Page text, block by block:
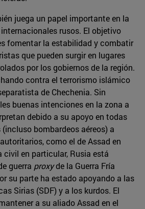
juega un papel importante en la
rusos. El objetivo
fomentar la estabilidad y combatir
que pueden surgir en lugares
por los gobiernos de la región.
contra el terrorismo islámico
de Chechenia. Sin
buenas intenciones en la zona a
debido a su apoyo en todas
bombardeos aéreos) a
como el de Assad en
civil en particular, Rusia está
guerra proxyde la Guerra Fría
su parte ha estado apoyando a las
Sirias (SDF) y a los kurdos. El
a su aliado Assad en el